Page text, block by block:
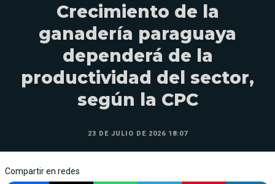
Crecimiento de la
ganadería paraguaya
dependerá de la
productividad del sector,
según la CPC
23 DE JULIO DE 2026 18:07
Compartir en redes